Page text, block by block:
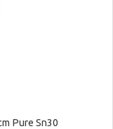
Pure Sn30